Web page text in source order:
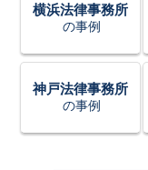
横浜法律事務所
の事例
神戸法律事務所
の事例